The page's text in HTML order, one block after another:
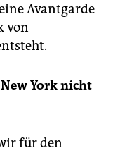
Avantgarde
von
York nicht
für den